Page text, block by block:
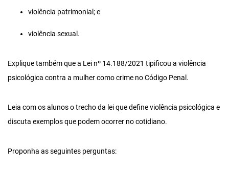
violência patrimonial; e
violência sexual.
Explique também que a Lei nº 14.188/2021 tipificou a violência
psicológica contra a mulher como crime no Código Penal.
Leia com os alunos o trecho da lei que define violência psicológica e
discuta exemplos que podem ocorrer no cotidiano.
Proponha as seguintes perguntas: